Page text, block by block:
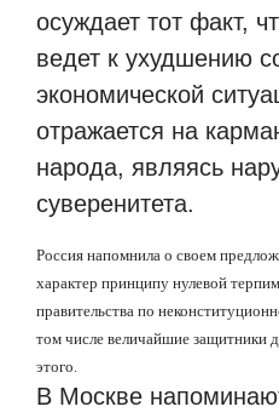
осуждает тот факт,
ведет к ухудшению
экономической
отражается на
народа, являясь
суверенитета.
Россия напомнила о своем
характер принципу нулевой
правительства по
том числе величайшие защитники
этого.
В Москве